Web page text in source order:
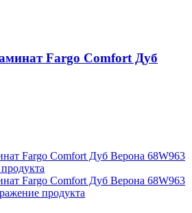
Fargo Comfort Дуб